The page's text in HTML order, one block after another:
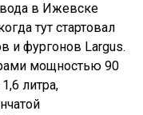
в Ижевске
тут стартовал
и фургонов Largus.
мощностью 90
литра,